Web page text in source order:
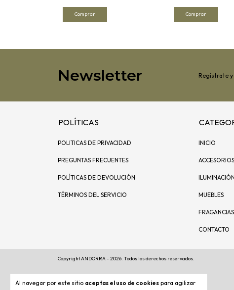
Al navegar por este sitio aceptas el uso de cookies para agilizar
Comprar Comprar
Newsletter Regístrate
POLÍTICAS
POLITICAS DE PRIVACIDAD
PREGUNTAS FRECUENTES
POLÍTICAS DE DEVOLUCIÓN
TÉRMINOS DEL SERVICIO
INICIO
ACCESORIOS
ILUMINACIÓN
MUEBLES
FRAGANCIAS
CONTACTO
Copyright ANDORRA - 2026. Todos los derechos reservados.